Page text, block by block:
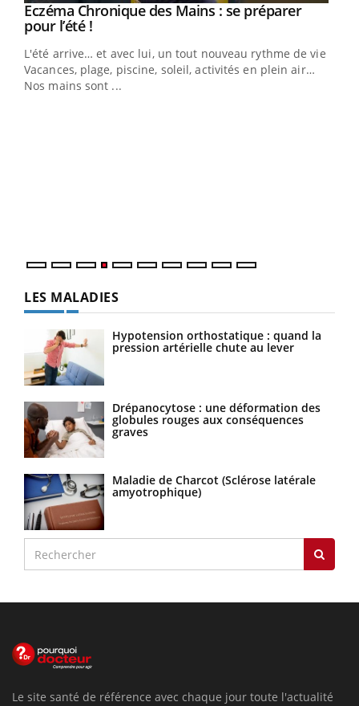
Youtube
Eczéma Chronique des Mains : se préparer
pour l’été !Youtube
L'été arrive… et avec lui, un tout nouveau rythme de vie !
Vacances, plage, piscine, soleil, activités en plein air…
Nos mains sont ...
LES MALADIES
Hypotension orthostatique : quand la
pression artérielle chute au lever
Drépanocytose : une déformation des
globules rouges aux conséquences
graves
Maladie de Charcot (Sclérose latérale
amyotrophique)
Le site santé de référence avec chaque jour toute l'actualité